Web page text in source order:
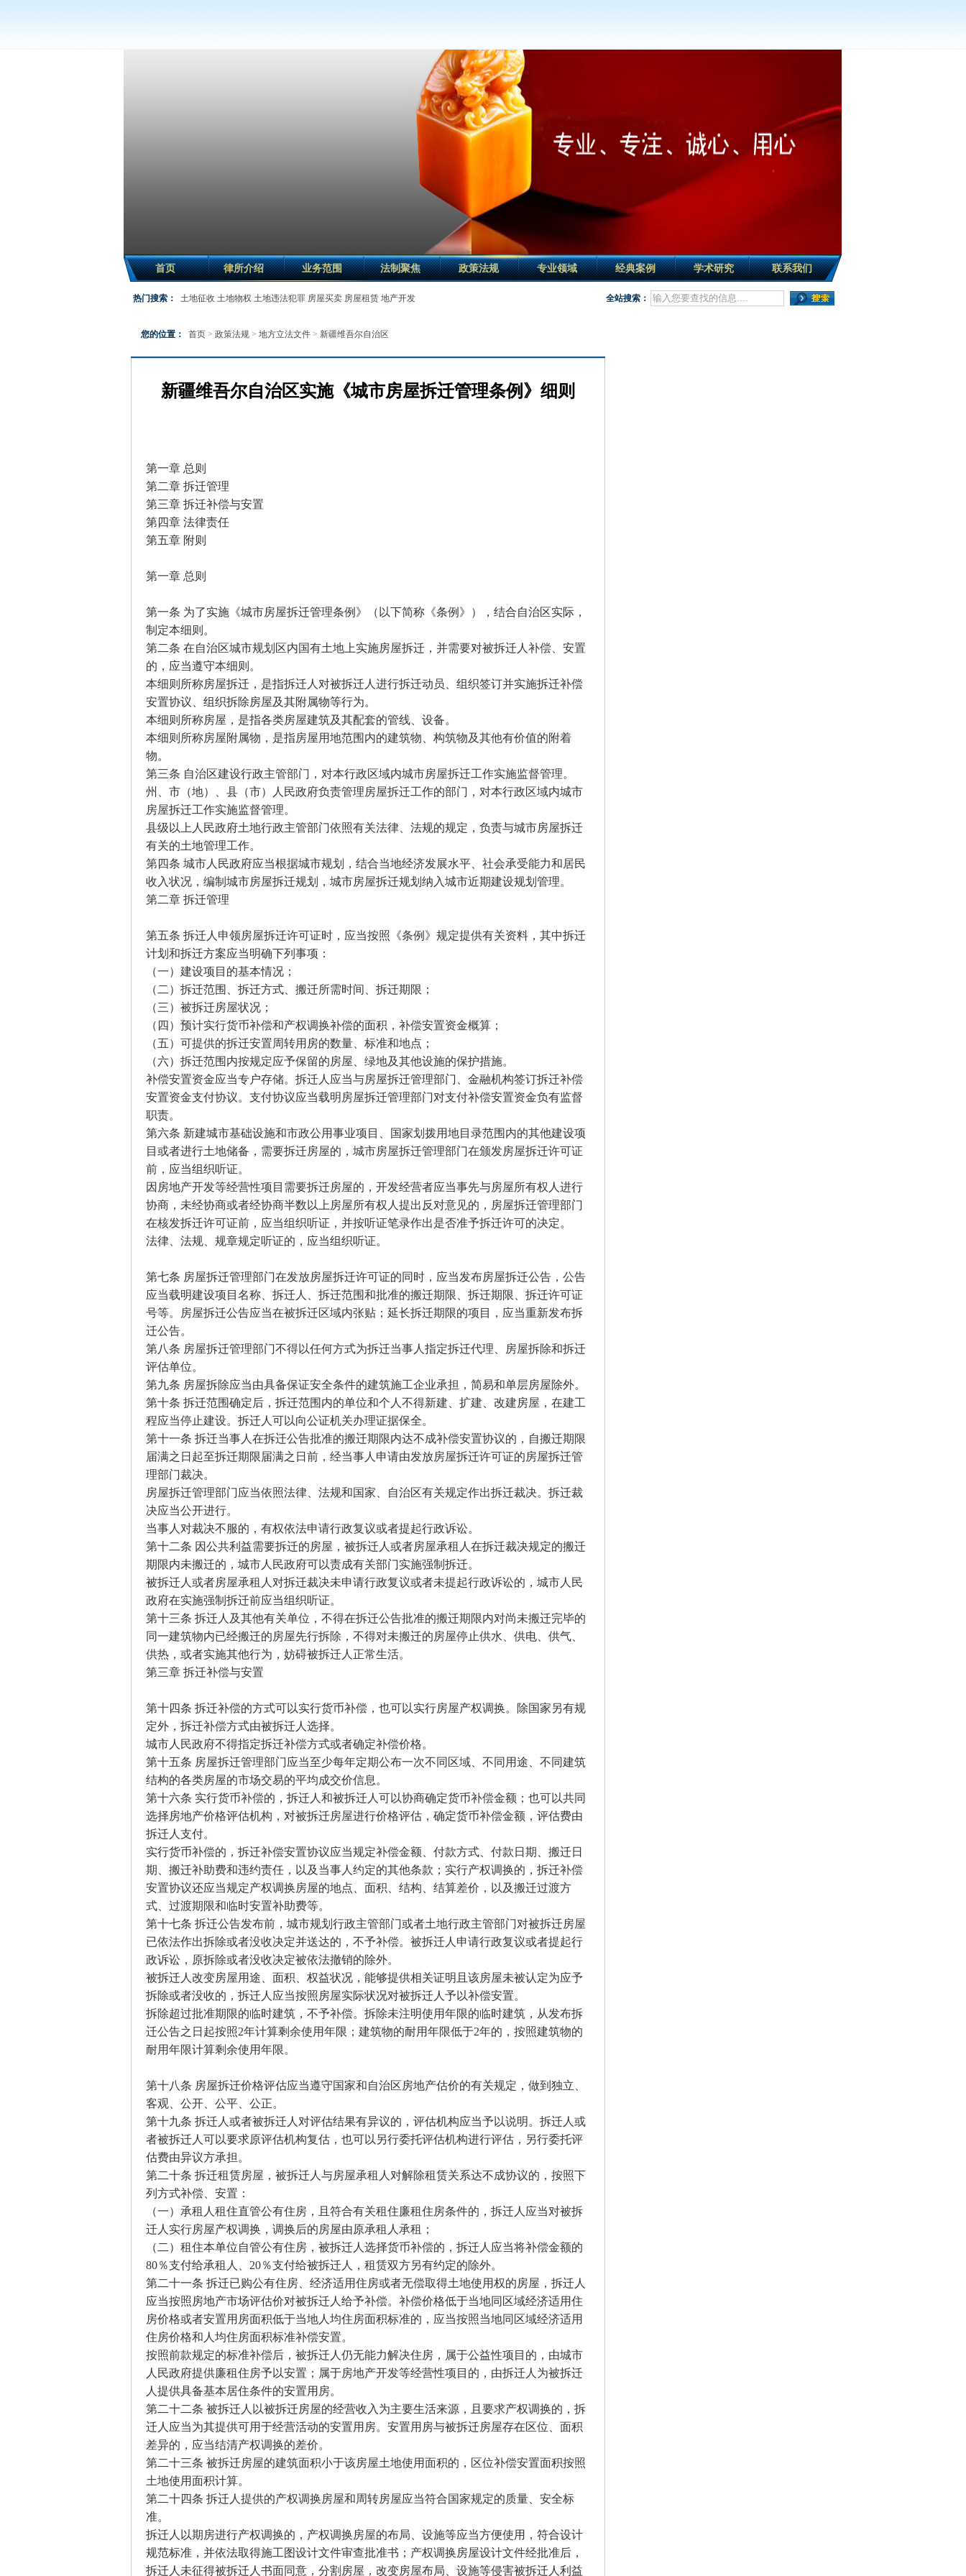
首页 律所介绍 业务范围 法制聚焦 政策法规 专业领域 经典案例 学术研究 联系我们
热门搜索： 土地征收 土地物权 土地违法犯罪 房屋买卖 房屋租赁 地产开发 全站搜索：
您的位置： 首页 > 政策法规 > 地方立法文件 > 新疆维吾尔自治区
新疆维吾尔自治区实施《城市房屋拆迁管理条例》细则
第一章 总则
第二章 拆迁管理
第三章 拆迁补偿与安置
第四章 法律责任
第五章 附则
第一章 总则
第一条 为了实施《城市房屋拆迁管理条例》（以下简称《条例》），结合自治区实际，
制定本细则。
第二条 在自治区城市规划区内国有土地上实施房屋拆迁，并需要对被拆迁人补偿、安置
的，应当遵守本细则。
本细则所称房屋拆迁，是指拆迁人对被拆迁人进行拆迁动员、组织签订并实施拆迁补偿
安置协议、组织拆除房屋及其附属物等行为。
本细则所称房屋，是指各类房屋建筑及其配套的管线、设备。
本细则所称房屋附属物，是指房屋用地范围内的建筑物、构筑物及其他有价值的附着
物。
第三条 自治区建设行政主管部门，对本行政区域内城市房屋拆迁工作实施监督管理。
州、市（地）、县（市）人民政府负责管理房屋拆迁工作的部门，对本行政区域内城市
房屋拆迁工作实施监督管理。
县级以上人民政府土地行政主管部门依照有关法律、法规的规定，负责与城市房屋拆迁
有关的土地管理工作。
第四条 城市人民政府应当根据城市规划，结合当地经济发展水平、社会承受能力和居民
收入状况，编制城市房屋拆迁规划，城市房屋拆迁规划纳入城市近期建设规划管理。
第二章 拆迁管理
第五条 拆迁人申领房屋拆迁许可证时，应当按照《条例》规定提供有关资料，其中拆迁
计划和拆迁方案应当明确下列事项：
（一）建设项目的基本情况；
（二）拆迁范围、拆迁方式、搬迁所需时间、拆迁期限；
（三）被拆迁房屋状况；
（四）预计实行货币补偿和产权调换补偿的面积，补偿安置资金概算；
（五）可提供的拆迁安置周转用房的数量、标准和地点；
（六）拆迁范围内按规定应予保留的房屋、绿地及其他设施的保护措施。
补偿安置资金应当专户存储。拆迁人应当与房屋拆迁管理部门、金融机构签订拆迁补偿
安置资金支付协议。支付协议应当载明房屋拆迁管理部门对支付补偿安置资金负有监督
职责。
第六条 新建城市基础设施和市政公用事业项目、国家划拨用地目录范围内的其他建设项
目或者进行土地储备，需要拆迁房屋的，城市房屋拆迁管理部门在颁发房屋拆迁许可证
前，应当组织听证。
因房地产开发等经营性项目需要拆迁房屋的，开发经营者应当事先与房屋所有权人进行
协商，未经协商或者经协商半数以上房屋所有权人提出反对意见的，房屋拆迁管理部门
在核发拆迁许可证前，应当组织听证，并按听证笔录作出是否准予拆迁许可的决定。
法律、法规、规章规定听证的，应当组织听证。
第七条 房屋拆迁管理部门在发放房屋拆迁许可证的同时，应当发布房屋拆迁公告，公告
应当载明建设项目名称、拆迁人、拆迁范围和批准的搬迁期限、拆迁期限、拆迁许可证
号等。房屋拆迁公告应当在被拆迁区域内张贴；延长拆迁期限的项目，应当重新发布拆
迁公告。
第八条 房屋拆迁管理部门不得以任何方式为拆迁当事人指定拆迁代理、房屋拆除和拆迁
评估单位。
第九条 房屋拆除应当由具备保证安全条件的建筑施工企业承担，简易和单层房屋除外。
第十条 拆迁范围确定后，拆迁范围内的单位和个人不得新建、扩建、改建房屋，在建工
程应当停止建设。拆迁人可以向公证机关办理证据保全。
第十一条 拆迁当事人在拆迁公告批准的搬迁期限内达不成补偿安置协议的，自搬迁期限
届满之日起至拆迁期限届满之日前，经当事人申请由发放房屋拆迁许可证的房屋拆迁管
理部门裁决。
房屋拆迁管理部门应当依照法律、法规和国家、自治区有关规定作出拆迁裁决。拆迁裁
决应当公开进行。
当事人对裁决不服的，有权依法申请行政复议或者提起行政诉讼。
第十二条 因公共利益需要拆迁的房屋，被拆迁人或者房屋承租人在拆迁裁决规定的搬迁
期限内未搬迁的，城市人民政府可以责成有关部门实施强制拆迁。
被拆迁人或者房屋承租人对拆迁裁决未申请行政复议或者未提起行政诉讼的，城市人民
政府在实施强制拆迁前应当组织听证。
第十三条 拆迁人及其他有关单位，不得在拆迁公告批准的搬迁期限内对尚未搬迁完毕的
同一建筑物内已经搬迁的房屋先行拆除，不得对未搬迁的房屋停止供水、供电、供气、
供热，或者实施其他行为，妨碍被拆迁人正常生活。
第三章 拆迁补偿与安置
第十四条 拆迁补偿的方式可以实行货币补偿，也可以实行房屋产权调换。除国家另有规
定外，拆迁补偿方式由被拆迁人选择。
城市人民政府不得指定拆迁补偿方式或者确定补偿价格。
第十五条 房屋拆迁管理部门应当至少每年定期公布一次不同区域、不同用途、不同建筑
结构的各类房屋的市场交易的平均成交价信息。
第十六条 实行货币补偿的，拆迁人和被拆迁人可以协商确定货币补偿金额；也可以共同
选择房地产价格评估机构，对被拆迁房屋进行价格评估，确定货币补偿金额，评估费由
拆迁人支付。
实行货币补偿的，拆迁补偿安置协议应当规定补偿金额、付款方式、付款日期、搬迁日
期、搬迁补助费和违约责任，以及当事人约定的其他条款；实行产权调换的，拆迁补偿
安置协议还应当规定产权调换房屋的地点、面积、结构、结算差价，以及搬迁过渡方
式、过渡期限和临时安置补助费等。
第十七条 拆迁公告发布前，城市规划行政主管部门或者土地行政主管部门对被拆迁房屋
已依法作出拆除或者没收决定并送达的，不予补偿。被拆迁人申请行政复议或者提起行
政诉讼，原拆除或者没收决定被依法撤销的除外。
被拆迁人改变房屋用途、面积、权益状况，能够提供相关证明且该房屋未被认定为应予
拆除或者没收的，拆迁人应当按照房屋实际状况对被拆迁人予以补偿安置。
拆除超过批准期限的临时建筑，不予补偿。拆除未注明使用年限的临时建筑，从发布拆
迁公告之日起按照2年计算剩余使用年限；建筑物的耐用年限低于2年的，按照建筑物的
耐用年限计算剩余使用年限。
第十八条 房屋拆迁价格评估应当遵守国家和自治区房地产估价的有关规定，做到独立、
客观、公开、公平、公正。
第十九条 拆迁人或者被拆迁人对评估结果有异议的，评估机构应当予以说明。拆迁人或
者被拆迁人可以要求原评估机构复估，也可以另行委托评估机构进行评估，另行委托评
估费由异议方承担。
第二十条 拆迁租赁房屋，被拆迁人与房屋承租人对解除租赁关系达不成协议的，按照下
列方式补偿、安置：
（一）承租人租住直管公有住房，且符合有关租住廉租住房条件的，拆迁人应当对被拆
迁人实行房屋产权调换，调换后的房屋由原承租人承租；
（二）租住本单位自管公有住房，被拆迁人选择货币补偿的，拆迁人应当将补偿金额的
80％支付给承租人、20％支付给被拆迁人，租赁双方另有约定的除外。
第二十一条 拆迁已购公有住房、经济适用住房或者无偿取得土地使用权的房屋，拆迁人
应当按照房地产市场评估价对被拆迁人给予补偿。补偿价格低于当地同区域经济适用住
房价格或者安置用房面积低于当地人均住房面积标准的，应当按照当地同区域经济适用
住房价格和人均住房面积标准补偿安置。
按照前款规定的标准补偿后，被拆迁人仍无能力解决住房，属于公益性项目的，由城市
人民政府提供廉租住房予以安置；属于房地产开发等经营性项目的，由拆迁人为被拆迁
人提供具备基本居住条件的安置用房。
第二十二条 被拆迁人以被拆迁房屋的经营收入为主要生活来源，且要求产权调换的，拆
迁人应当为其提供可用于经营活动的安置用房。安置用房与被拆迁房屋存在区位、面积
差异的，应当结清产权调换的差价。
第二十三条 被拆迁房屋的建筑面积小于该房屋土地使用面积的，区位补偿安置面积按照
土地使用面积计算。
第二十四条 拆迁人提供的产权调换房屋和周转房屋应当符合国家规定的质量、安全标
准。
拆迁人以期房进行产权调换的，产权调换房屋的布局、设施等应当方便使用，符合设计
规范标准，并依法取得施工图设计文件审查批准书；产权调换房屋设计文件经批准后，
拆迁人未征得被拆迁人书面同意，分割房屋，改变房屋布局、设施等侵害被拆迁人利益